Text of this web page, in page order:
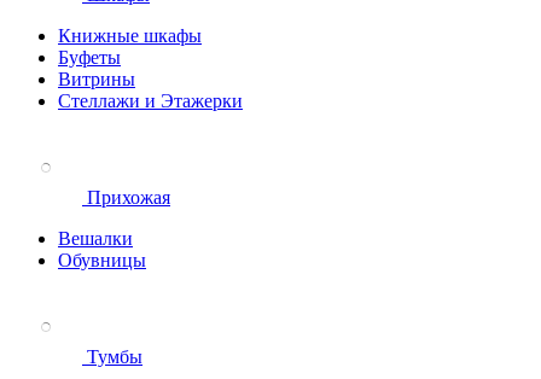
Книжные шкафы
Буфеты
Витрины
Стеллажи и Этажерки
Прихожая
Вешалки
Обувницы
Тумбы